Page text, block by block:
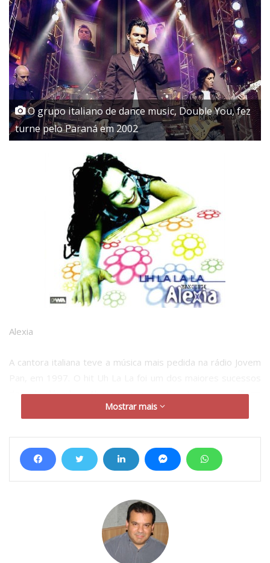
O grupo italiano de dance music, Double You, fez
turne pelo Paraná em 2002
Alexia
A cantora italiana teve a música mais pedida na rádio Jovem
daquela década e Alexia segue na ativa. Lançou um álbum
chamado Tu Puoi Se Vuoi em 2015 e esteve no Brasil em
Mostrar mais